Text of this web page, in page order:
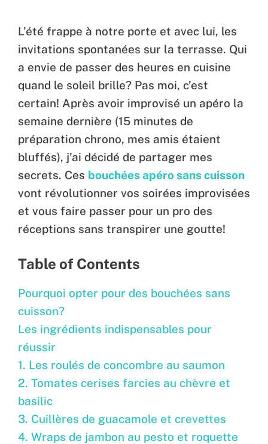
L’été frappe à notre porte et avec lui, les
invitations spontanées sur la terrasse. Qui
a envie de passer des heures en cuisine
quand le soleil brille? Pas moi, c’est
certain! Après avoir improvisé un apéro la
semaine dernière (15 minutes de
préparation chrono, mes amis étaient
bluffés), j’ai décidé de partager mes
secrets. Ces bouchées apéro sans cuisson
vont révolutionner vos soirées improvisées
et vous faire passer pour un pro des
réceptions sans transpirer une goutte!
Table of Contents
Pourquoi opter pour des bouchées sans
cuisson?
Les ingrédients indispensables pour
réussir
1. Les roulés de concombre au saumon
2. Tomates cerises farcies au chèvre et
basilic
3. Cuillères de guacamole et crevettes
4. Wraps de jambon au pesto et roquette